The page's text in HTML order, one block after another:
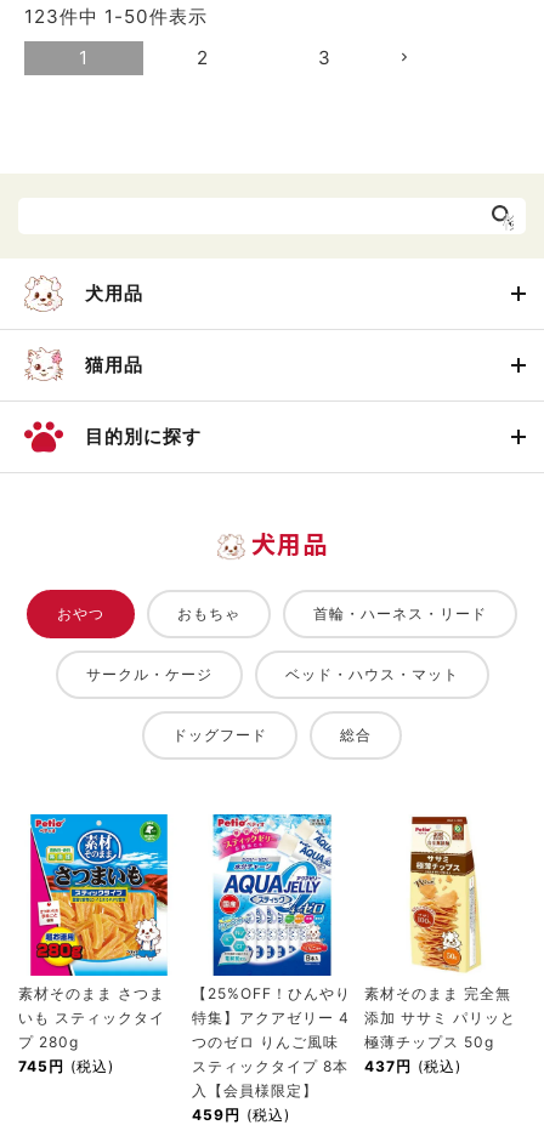
123件中 1 -50件表示
1
2 3
犬用品
猫用品
目的別に探す
犬用品
おやつ おもちゃ 首輪・ハーネス・リード
サークル・ケージ ベッド・ハウス・マット
ドッグフード 総合
素材そのまま さつま
いも スティックタイ
プ 280g
745円 (税込)
【25%OFF！ひんやり
特集】アクアゼリー 4
つのゼロ りんご風味
スティックタイプ 8本
入【会員様限定】
459円 (税込)
素材そのまま 完全無
添加 ササミ パリッと
極薄チップス 50g
437円 (税込)